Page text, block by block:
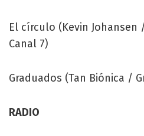
El círculo (Kevin Johansen
Canal 7)
Graduados (Tan Biónica /
RADIO